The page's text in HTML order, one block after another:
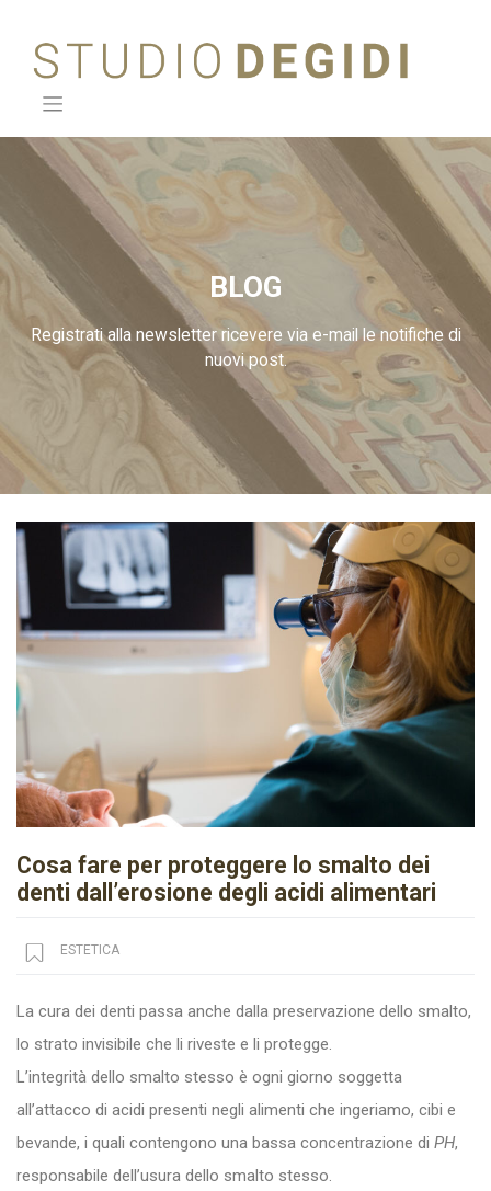
content
BLOG
Registrati alla newsletter ricevere via e-mail le notifiche di
nuovi post.
Cosa fare per proteggere lo smalto dei
denti dall’erosione degli acidi alimentari
ESTETICA
La cura dei denti passa anche dalla preservazione dello smalto,
lo strato invisibile che li riveste e li protegge.
L’integrità dello smalto stesso è ogni giorno soggetta
all’attacco di acidi presenti negli alimenti che ingeriamo, cibi e
bevande, i quali contengono una bassa concentrazione di PH,
responsabile dell’usura dello smalto stesso.